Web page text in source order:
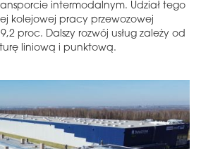
intermodalnym. Udział tego
kolejowej pracy przewozowej
proc. Dalszy rozwój usług zależy od
liniową i punktową.